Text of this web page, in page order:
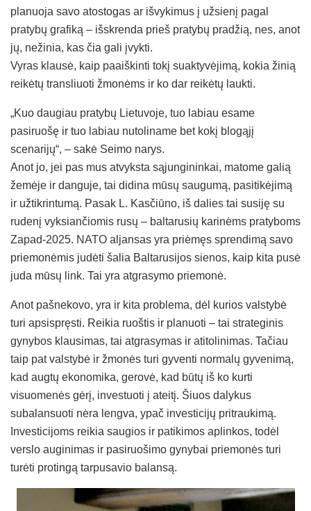
planuoja savo atostogas ar išvykimus į užsienį pagal
pratybų grafiką – išskrenda prieš pratybų pradžią, nes, anot
jų, nežinia, kas čia gali įvykti.
Vyras klausė, kaip paaiškinti tokį suaktyvėjimą, kokia žinią
reikėtų transliuoti žmonėms ir ko dar reikėtų laukti.
„Kuo daugiau pratybų Lietuvoje, tuo labiau esame
pasiruošę ir tuo labiau nutoliname bet kokį blogąjį
scenarijų“, – sakė Seimo narys.
Anot jo, jei pas mus atvyksta sąjungininkai, matome galią
žemėje ir danguje, tai didina mūsų saugumą, pasitikėjimą
ir užtikrintumą. Pasak L. Kasčiūno, iš dalies tai susiję su
rudenį vyksiančiomis rusų – baltarusių karinėms pratyboms
Zapad-2025. NATO aljansas yra priėmęs sprendimą savo
priemonėmis judėti šalia Baltarusijos sienos, kaip kita pusė
juda mūsų link. Tai yra atgrasymo priemonė.
Anot pašnekovo, yra ir kita problema, dėl kurios valstybė
turi apsispręsti. Reikia ruoštis ir planuoti – tai strateginis
gynybos klausimas, tai atgrasymas ir atitolinimas. Tačiau
taip pat valstybė ir žmonės turi gyventi normalų gyvenimą,
kad augtų ekonomika, gerovė, kad būtų iš ko kurti
visuomenės gėrį, investuoti į ateitį. Šiuos dalykus
subalansuoti nėra lengva, ypač investicijų pritraukimą.
Investicijoms reikia saugios ir patikimos aplinkos, todėl
verslo auginimas ir pasiruošimo gynybai priemonės turi
turėti protingą tarpusavio balansą.